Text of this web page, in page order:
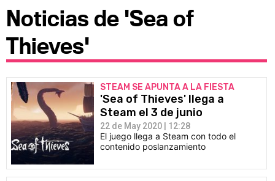
Noticias de 'Sea of
Thieves'
STEAM SE APUNTA A LA FIESTA
'Sea of Thieves' llega a
Steam el 3 de junio
22 de May 2020 | 12:28
El juego llega a Steam con todo el
contenido poslanzamiento